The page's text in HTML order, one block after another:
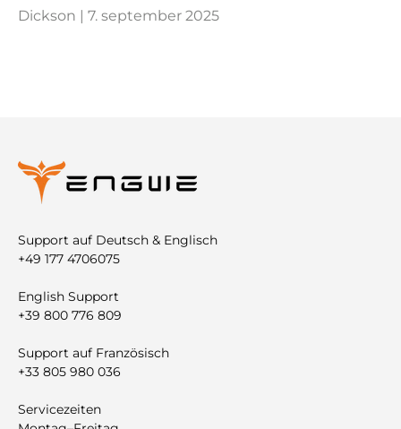
Dickson | 7. september 2025
Support auf Deutsch & Englisch
+49 177 4706075
English Support
+39 800 776 809
Support auf Französisch
+33 805 980 036
Servicezeiten